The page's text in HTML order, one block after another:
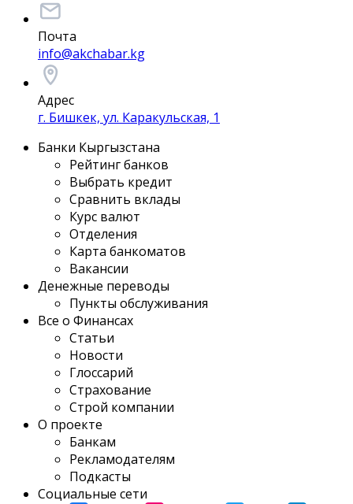
Почта
info@akchabar.kg
Адрес
г. Бишкек, ул. Каракульская, 1
Банки Кыргызстана
Рейтинг банков
Выбрать кредит
Сравнить вклады
Курс валют
Отделения
Карта банкоматов
Вакансии
Денежные переводы
Пункты обслуживания
Все о Финансах
Статьи
Новости
Глоссарий
Страхование
Строй компании
О проекте
Банкам
Рекламодателям
Подкасты
Социальные сети